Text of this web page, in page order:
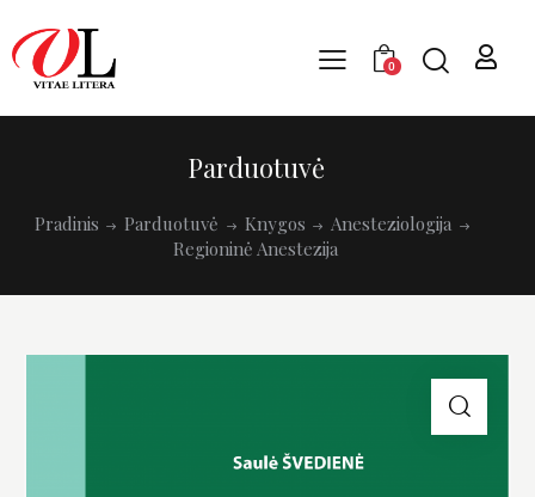
0
Parduotuvė
Pradinis Parduotuvė Knygos
Anesteziologija
Regioninė Anestezija